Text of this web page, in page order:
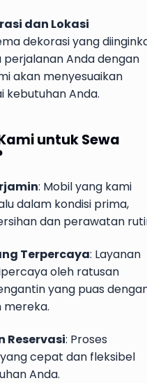
dan Lokasi
dekorasi yang
Anda dengan
akan menyesuaikan
kebutuhan Anda.
untuk Sewa
: Mobil yang kami
dalam kondisi prima,
dan perawatan
Terpercaya: Layanan
oleh ratusan
yang puas
mereka.
Reservasi: Proses
cepat dan fleksibel
Anda.